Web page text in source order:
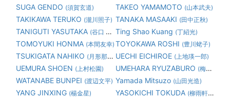
SUGA GENDO (須賀玄道) TAKEO YAMAMOTO (山本武夫)
TAKIKAWA TERUKO (瀧川照子) TANAKA MASAAKI (田中正秋)
TANIGUTI YASUTAKA (谷口 康隆) Ting Shao Kuang (丁紹光)
TOMOYUKI HONMA (本間友幸) TOYOKAWA ROSHI (豊川蛯子)
TSUKIGATA NAHIKO (月形那比古) UECHI EICHIROE (上地瑛一郎)
UEMURA SHOEN (上村松園) UMEHARA RYUZABURO (梅原龍三郎)
WATANABE BUNPEI (渡辺文平) Yamada Mitsuzo (山田光造)
YANG JINXING (楊金星) YASOKICHI TOKUDA (柳雨軒三代 徳田八十吉)